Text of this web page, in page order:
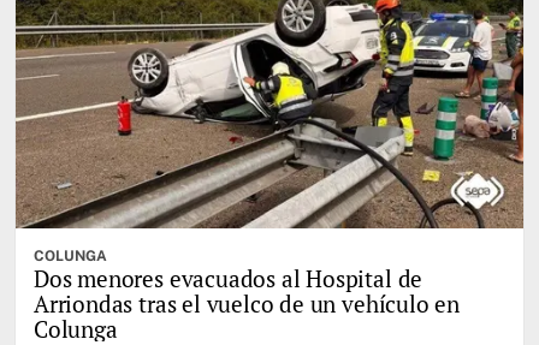
COLUNGA
Dos menores evacuados al Hospital de
Arriondas tras el vuelco de un vehículo en
Colunga